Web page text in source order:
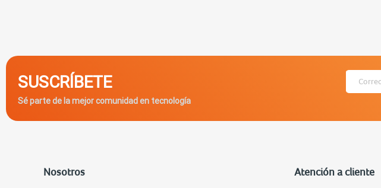
SUSCRÍBETE
Sé parte de la mejor comunidad en tecnología
Nosotros Atención a cliente